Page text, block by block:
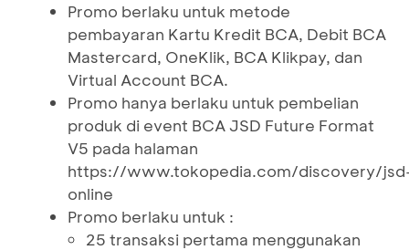
Promo berlaku untuk metode
pembayaran Kartu Kredit BCA, Debit BCA
Mastercard, OneKlik, BCA Klikpay, dan
Virtual Account BCA.
Promo hanya berlaku untuk pembelian
produk di event BCA JSD Future Format
V5 pada halaman
https://www.tokopedia.com/discovery/
online
Promo berlaku untuk :
25 transaksi pertama menggunakan